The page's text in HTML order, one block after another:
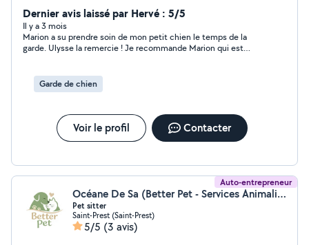
promener vos animaux ou les garder à votre domicile ou
chez moi. Enfin, je peux faire le ménage à votre domicile
ou accompagner vos parents ages a des rendez vous
médicaux par exemple Au plaisir de vous lire,
Dernier avis laissé par Hervé : 5/5
Il y a 3 mois
Marion a su prendre soin de mon petit chien le temps de la
garde. Ulysse la remercie ! Je recommande Marion qui est
Garde de chien
Voir le profil Contacter
Auto-entrepreneur
Océane De Sa (Better Pet - Services Animaliers)
Pet sitter
Saint-Prest (Saint-Prest)
5/5 (3 avis)